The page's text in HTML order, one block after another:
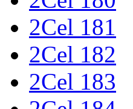
2Cel 181
2Cel 182
2Cel 183